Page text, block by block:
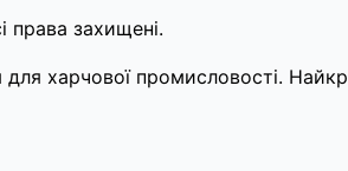
захищені.
для харчової промисловості.